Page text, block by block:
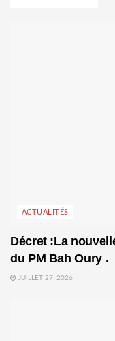
ACTUALITÉS
Décret :La
du PM Bah Oury .
JUILLET 27, 2026